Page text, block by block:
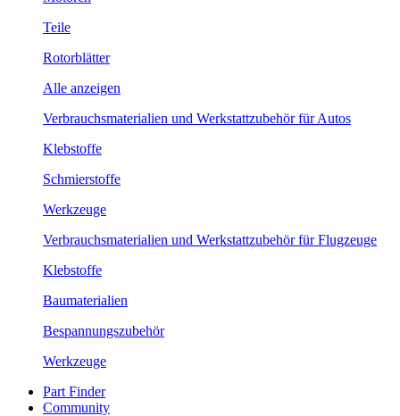
Teile
Rotorblätter
Alle anzeigen
Verbrauchsmaterialien und Werkstattzubehör für Autos
Klebstoffe
Schmierstoffe
Werkzeuge
Verbrauchsmaterialien und Werkstattzubehör für Flugzeuge
Klebstoffe
Baumaterialien
Bespannungszubehör
Werkzeuge
Part Finder
Community